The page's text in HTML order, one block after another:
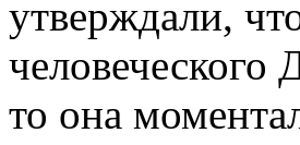
утверждали,
человеческого
то она